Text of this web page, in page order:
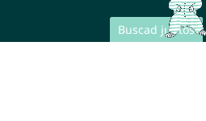
Buscad juntos